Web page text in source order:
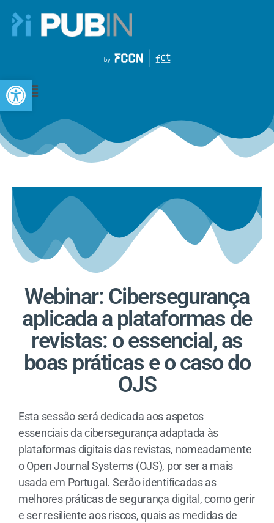
Open toolbar
Webinar: Cibersegurança
aplicada a plataformas de
revistas: o essencial, as
boas práticas e o caso do
OJS
Esta sessão será dedicada aos aspetos
essenciais da cibersegurança adaptada às
plataformas digitais das revistas, nomeadamente
o Open Journal Systems (OJS), por ser a mais
usada em Portugal. Serão identificadas as
melhores práticas de segurança digital, como gerir
e ser resiliente aos riscos, quais as medidas de